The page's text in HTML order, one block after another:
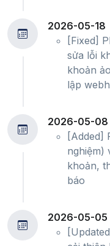
2026-05-18
[Fixed]
sửa lỗi
khoản
lập
2026-05-08
[Added]
nghiệm)
khoản,
báo
2026-05-05